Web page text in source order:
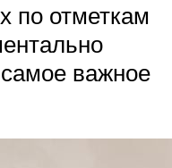
по отметкам
важное